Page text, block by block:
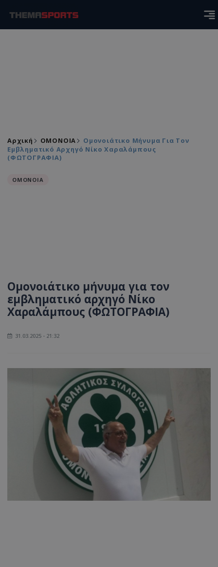
Αρχική ΟΜΟΝΟΙΑ
Ομονοιάτικο Μήνυμα Για Τον
Εμβληματικό Αρχηγό Νίκο Χαραλάμπους
(ΦΩΤΟΓΡΑΦΙΑ)
ΟΜΟΝΟΙΑ
Ομονοιάτικο μήνυμα για τον
εμβληματικό αρχηγό Νίκο
Χαραλάμπους (ΦΩΤΟΓΡΑΦΙΑ)
31.03.2025 - 21:32